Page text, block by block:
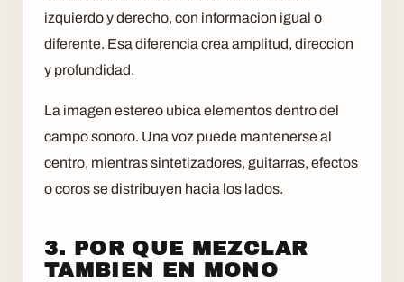
izquierdo y derecho, con informacion igual o
diferente. Esa diferencia crea amplitud, direccion
y profundidad.
La imagen estereo ubica elementos dentro del
campo sonoro. Una voz puede mantenerse al
centro, mientras sintetizadores, guitarras, efectos
o coros se distribuyen hacia los lados.
3. POR QUE MEZCLAR
TAMBIEN EN MONO